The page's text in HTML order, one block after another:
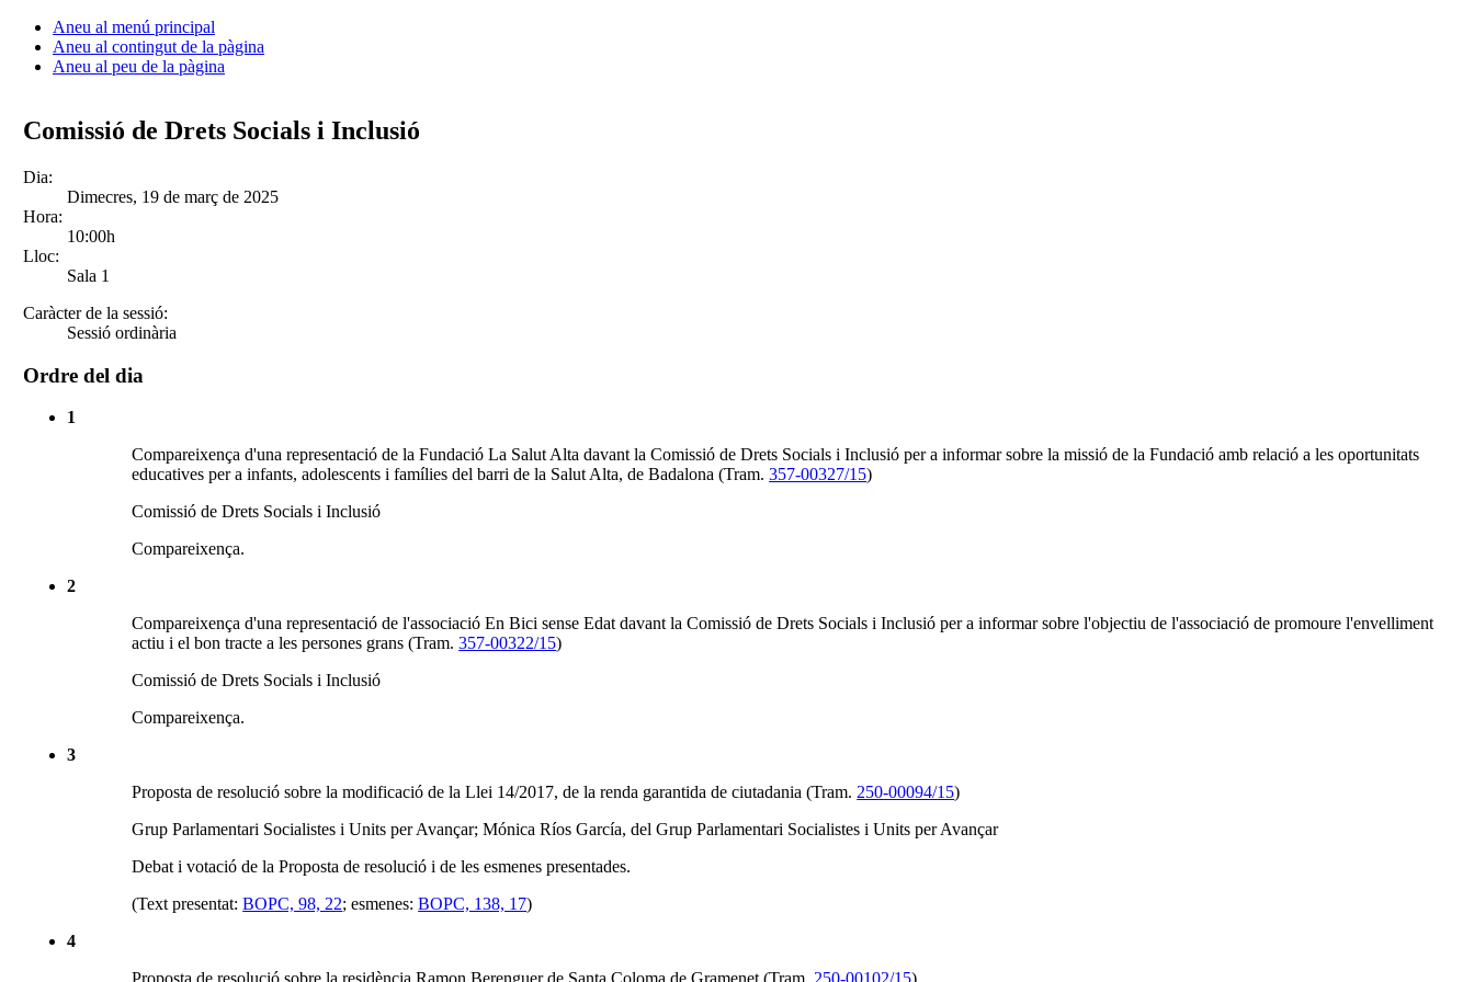
Aneu al menú principal
Aneu al contingut de la pàgina
Aneu al peu de la pàgina
Comissió de Drets Socials i Inclusió
Dia:
Dimecres, 19 de març de 2025
Hora:
10:00h
Lloc:
Sala 1
Caràcter de la sessió:
Sessió ordinària
Ordre del dia
1
Compareixença d'una representació de la Fundació La Salut Alta davant la Comissió de Drets Socials i Inclusió per a informar sobre la missió de la Fundació amb relació a les oportunitats
educatives per a infants, adolescents i famílies del barri de la Salut Alta, de Badalona (Tram.357-00327/15)
Comissió de Drets Socials i Inclusió
Compareixença.
2
Compareixença d'una representació de l'associació En Bici sense Edat davant la Comissió de Drets Socials i Inclusió per a informar sobre l'objectiu de l'associació de promoure l'envelliment
actiu i el bon tracte a les persones grans (Tram.357-00322/15)
Comissió de Drets Socials i Inclusió
Compareixença.
3
Proposta de resolució sobre la modificació de la Llei 14/2017, de la renda garantida de ciutadania (Tram. 250-00094/15)
Grup Parlamentari Socialistes i Units per Avançar; Mónica Ríos García, del Grup Parlamentari Socialistes i Units per Avançar
Debat i votació de la Proposta de resolució i de les esmenes presentades.
(Text presentat:BOPC, 98, 22; esmenes:BOPC, 138, 17)
4